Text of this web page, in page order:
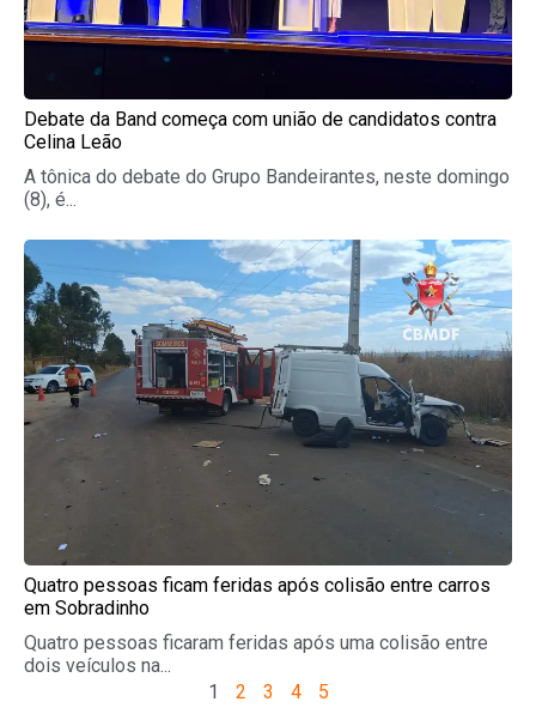
Debate da Band começa com união de candidatos contra
Celina Leão
A tônica do debate do Grupo Bandeirantes, neste domingo
(8), é...
Quatro pessoas ficam feridas após colisão entre carros
em Sobradinho
Quatro pessoas ficaram feridas após uma colisão entre
dois veículos na...
1 2 3 4 5